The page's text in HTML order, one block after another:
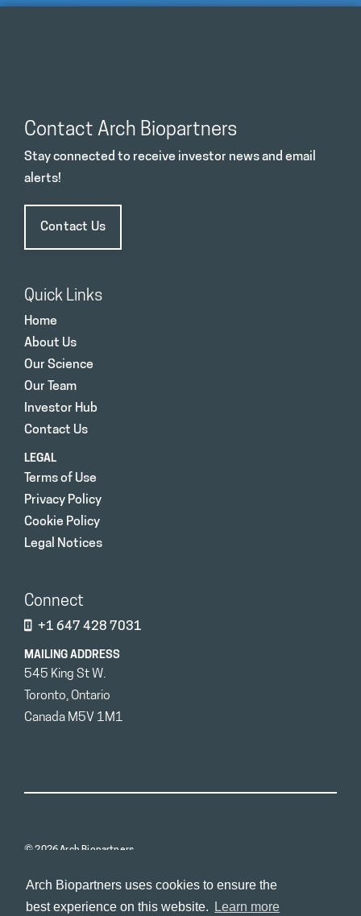
Arch Biopartners uses cookies to ensure the
best experience on this website.
Learn more
Contact Arch Biopartners
Stay connected to receive investor news and email
alerts!
Contact Us
Quick Links
Home
About Us
Our Science
Our Team
Investor Hub
Contact Us
LEGAL
Terms of Use
Privacy Policy
Cookie Policy
Legal Notices
Connect
+1 647 428 7031
MAILING ADDRESS
545 King St W.
Toronto, Ontario
Canada M5V 1M1
© 2026 Arch Biopartners